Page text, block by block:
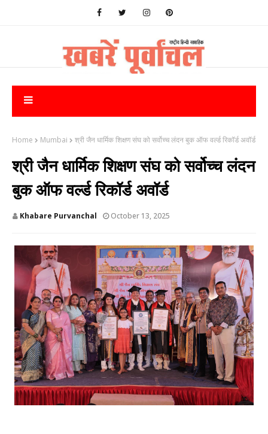
Home Mumbai श्री जैन धार्मिक शिक्षण संघ को सर्वोच्च लंदन बुक ऑफ वर्ल्ड रिकॉर्ड अवॉर्ड
श्री जैन धार्मिक शिक्षण संघ को सर्वोच्च लंदन
बुक ऑफ वर्ल्ड रिकॉर्ड अवॉर्ड
Khabare Purvanchal October 13, 2025